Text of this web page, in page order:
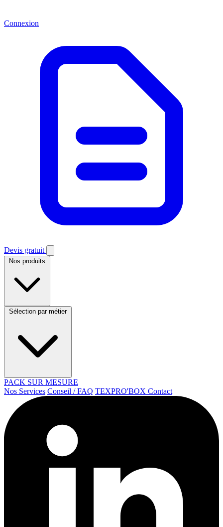
Connexion
Devis gratuit
Nos produits
Sélection par métier
PACK SUR MESURE
Nos Services Conseil / FAQ TEXPRO'BOX Contact